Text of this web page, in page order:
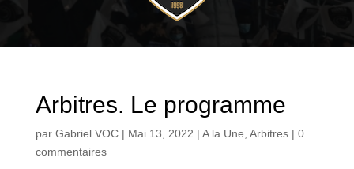
Arbitres. Le programme
par Gabriel VOC| Mai 13, 2022 | A la Une, Arbitres| 0
commentaires